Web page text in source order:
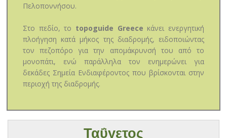
Πελοποννήσου.
Στο πεδίο, το topoguide Greece κάνει ενεργητική
πλοήγηση κατά μήκος της διαδρομής, ειδοποιώντας
τον πεζοπόρο για την απομάκρυνσή του από το
μονοπάτι, ενώ παράλληλα τον ενημερώνει για
δεκάδες Σημεία Ενδιαφέροντος που βρίσκονται στην
περιοχή της διαδρομής.
Ταΰγετος